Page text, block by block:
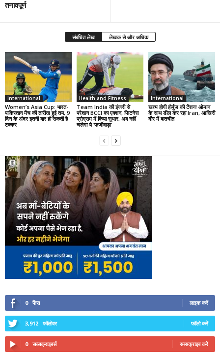
तनावपूर्ण
संबंधित लेख लेखक से और अधिक
International
Women’s Asia Cup: भारत-
पाकिस्तान मैच की तारीख हुई तय, 9
दिन के अंदर इतनी बार हो सकती है
टक्कर
Health and Fitness
Team India की इंजरी से
परेशान BCCI का एक्शन, फिटनेस
प्रोग्राम में किया सुधार, अब नहीं
चलेगा ये ‘फर्जीवाड़ा’
International
खत्म होगी होर्मुज की टेंशन! ओमान
के साथ डील कर रहा Iran, आखिरी
दौर में बातचीत
0 फैंस लाइक करें
3,912 फॉलोवर फॉलो करें
0 सब्सक्राइबर्स सब्सक्राइब करें